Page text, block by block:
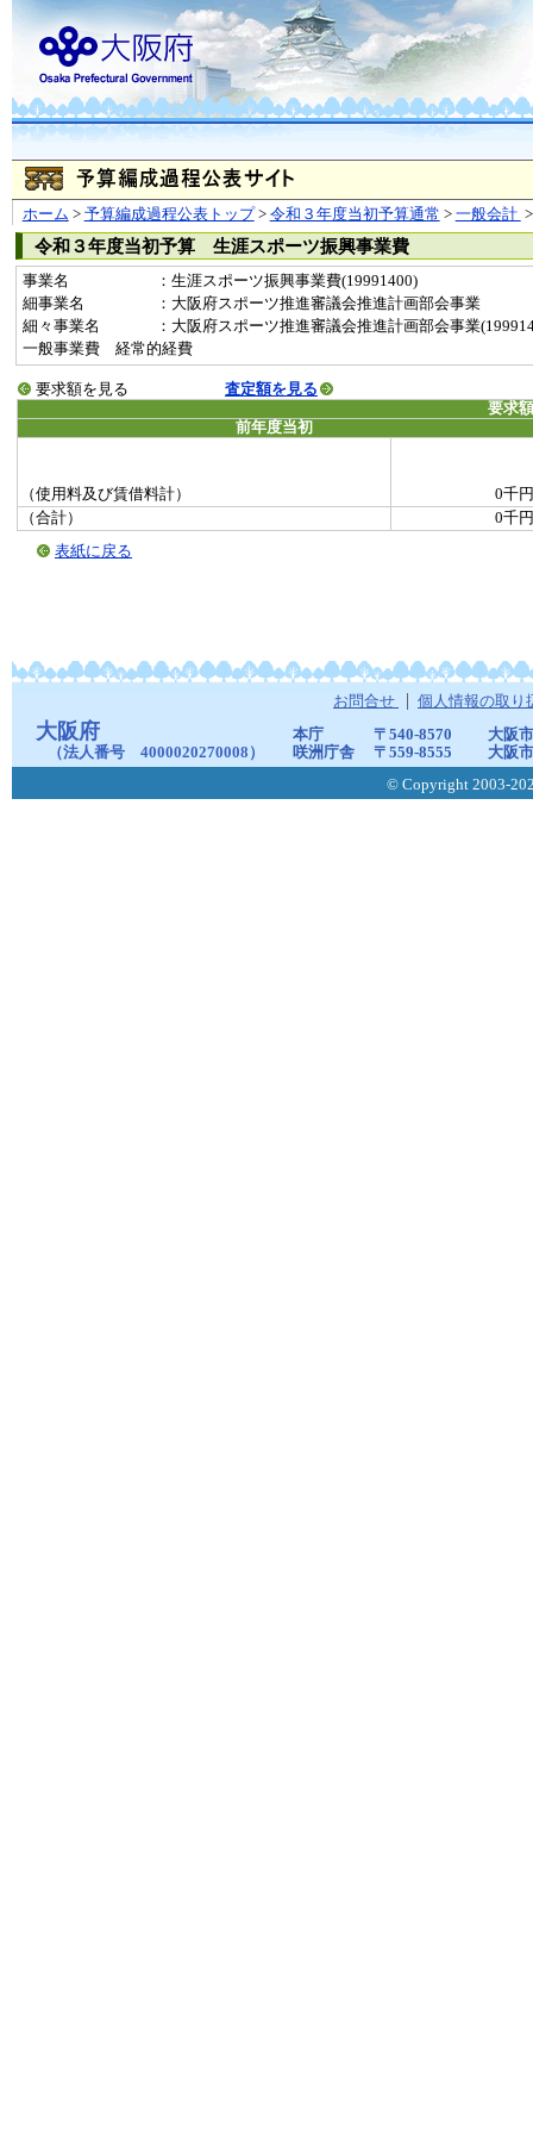
ホーム > 予算編成過程公表トップ> 令和３年度当初予算通常 > 一般会計
令和３年度当初予算 生涯スポーツ振興事業費
事業名
：生涯スポーツ振興事業費(19991400)
細事業名
：大阪府スポーツ推進審議会推進計画部会事業
細々事業名
：大阪府スポーツ推進審議会推進計画部会事業
一般事業費 経常的経費
要求額を見る
査定額を見る
要求
前年度当初
（使用料及び賃借料計）
0千円
（合計）
0千円
表紙に戻る
お問合せ 個人情報の取り
大阪府
（法人番号 4000020270008）
本庁 〒540-8570
大阪
咲洲庁舎
〒559-8555
大阪
© Copyright 2003-